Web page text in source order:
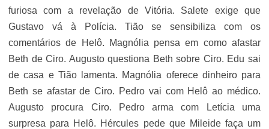
furiosa com a revelação de Vitória. Salete exige que
Gustavo vá à Polícia. Tião se sensibiliza com os
comentários de Helô. Magnólia pensa em como afastar
Beth de Ciro. Augusto questiona Beth sobre Ciro. Edu sai
de casa e Tião lamenta. Magnólia oferece dinheiro para
Beth se afastar de Ciro. Pedro vai com Helô ao médico.
Augusto procura Ciro. Pedro arma com Letícia uma
surpresa para Helô. Hércules pede que Mileide faça um